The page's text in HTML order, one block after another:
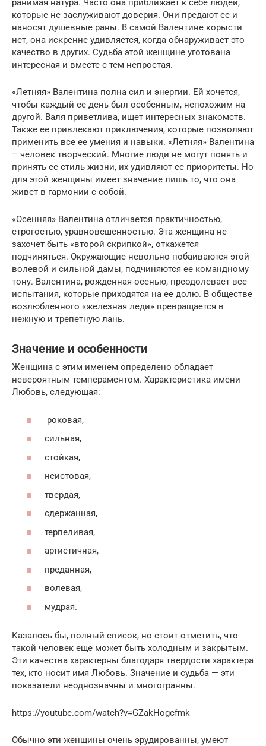
ранимая натура. Часто она приближает к себе людей,
которые не заслуживают доверия. Они предают ее и
наносят душевные раны. В самой Валентине корысти
нет, она искренне удивляется, когда обнаруживает это
качество в других. Судьба этой женщине уготована
интересная и вместе с тем непростая.
«Летняя» Валентина полна сил и энергии. Ей хочется,
чтобы каждый ее день был особенным, непохожим на
другой. Валя приветлива, ищет интересных знакомств.
Также ее привлекают приключения, которые позволяют
применить все ее умения и навыки. «Летняя» Валентина
– человек творческий. Многие люди не могут понять и
принять ее стиль жизни, их удивляют ее приоритеты. Но
для этой женщины имеет значение лишь то, что она
живет в гармонии с собой.
«Осенняя» Валентина отличается практичностью,
строгостью, уравновешенностью. Эта женщина не
захочет быть «второй скрипкой», откажется
подчиняться. Окружающие невольно побаиваются этой
волевой и сильной дамы, подчиняются ее командному
тону. Валентина, рожденная осенью, преодолевает все
испытания, которые приходятся на ее долю. В обществе
возлюбленного «железная леди» превращается в
нежную и трепетную лань.
Значение и особенности
Женщина с этим именем определено обладает
невероятным темпераментом. Характеристика имени
Любовь, следующая:
роковая,
сильная,
стойкая,
неистовая,
твердая,
сдержанная,
терпеливая,
артистичная,
преданная,
волевая,
мудрая.
Казалось бы, полный список, но стоит отметить, что
такой человек еще может быть холодным и закрытым.
Эти качества характерны благодаря твердости характера
тех, кто носит имя Любовь. Значение и судьба — эти
показатели неоднозначны и многогранны.
https://youtube.com/watch?v=GZakHogcfmk
Обычно эти женщины очень эрудированны, умеют